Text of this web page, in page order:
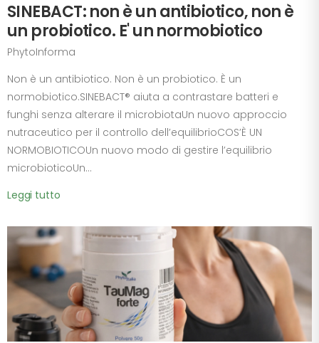
SINEBACT: non è un antibiotico, non è
un probiotico. E' un normobiotico
PhytoInforma
Non è un antibiotico. Non è un probiotico. È un
normobiotico.SINEBACT® aiuta a contrastare batteri e
funghi senza alterare il microbiotaUn nuovo approccio
nutraceutico per il controllo dell’equilibrioCOS’È UN
NORMOBIOTICOUn nuovo modo di gestire l’equilibrio
microbioticoUn...
Leggi tutto